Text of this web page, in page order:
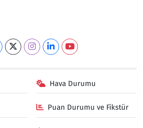
Hava Durumu
Puan Durumu ve Fikstür